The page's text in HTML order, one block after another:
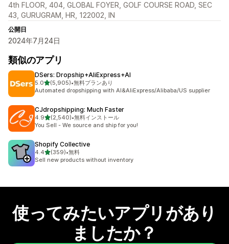
4th FLOOR, 404, GLOBAL FOYER, GOLF COURSE ROAD, SEC
43, GURUGRAM, HR, 122002, IN
公開日
2024年7月24日
類似のアプリ
DSers: Dropship+AliExpress+AI
5.05つ星中
(5,905)
合計レビュー数：5905件
•無料プランあり
Automated dropshipping with AI&AliExpress/Alibaba/US supplier
CJdropshipping: Much Faster
4.95つ星中
(2,540)
合計レビュー数：2540件
•無料インストール
You Sell - We source and ship for you!
Shopify Collective
4.45つ星中
(359)
合計レビュー数：359件
•無料
Sell new products without inventory
使ってみたいアプリがあり
ましたか？